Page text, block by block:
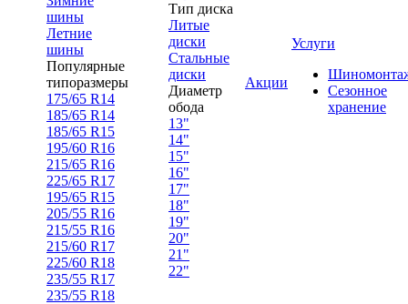
шины
Летние
шины
Популярные
типоразмеры
175/65 R14
185/65 R14
185/65 R15
195/60 R16
215/65 R16
225/65 R17
195/65 R15
205/55 R16
215/55 R16
215/60 R17
225/60 R18
235/55 R17
235/55 R18
Тип диска
Литые
диски
Стальные
диски
Диаметр
обода
13"
14"
15"
16"
17"
18"
19"
20"
21"
22"
Акции
Услуги
Сезонное
хранение